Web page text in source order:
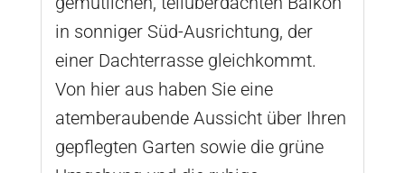
in sonniger Süd-Ausrichtung, der
einer Dachterrasse gleichkommt.
Von hier aus haben Sie eine
atemberaubende Aussicht über Ihren
gepflegten Garten sowie die grüne